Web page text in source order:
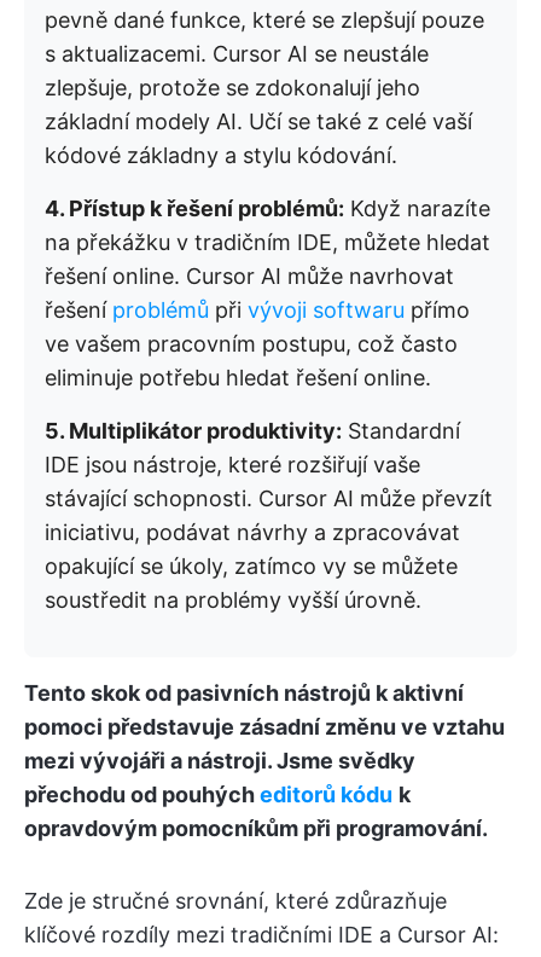
pevně dané funkce, které se zlepšují pouze
s aktualizacemi. Cursor AI se neustále
zlepšuje, protože se zdokonalují jeho
základní modely AI. Učí se také z celé vaší
kódové základny a stylu kódování.
4. Přístup k řešení problémů: Když narazíte
na překážku v tradičním IDE, můžete hledat
řešení online. Cursor AI může navrhovat
řešení problémů při vývoji softwaru přímo
ve vašem pracovním postupu, což často
eliminuje potřebu hledat řešení online.
5. Multiplikátor produktivity: Standardní
IDE jsou nástroje, které rozšiřují vaše
stávající schopnosti. Cursor AI může převzít
iniciativu, podávat návrhy a zpracovávat
opakující se úkoly, zatímco vy se můžete
soustředit na problémy vyšší úrovně.
Tento skok od pasivních nástrojů k aktivní
pomoci představuje zásadní změnu ve vztahu
mezi vývojáři a nástroji. Jsme svědky
přechodu od pouhýcheditorů kódu k
opravdovým pomocníkům při programování.
Zde je stručné srovnání, které zdůrazňuje
klíčové rozdíly mezi tradičními IDE a Cursor AI: